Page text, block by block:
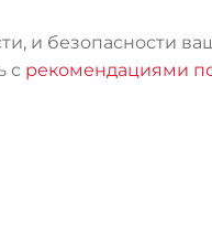
и безопасности
с рекомендациями